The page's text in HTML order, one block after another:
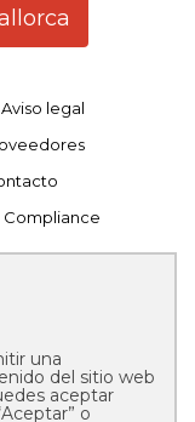
Aviso legal
Compliance
una
del sitio web
aceptar
o